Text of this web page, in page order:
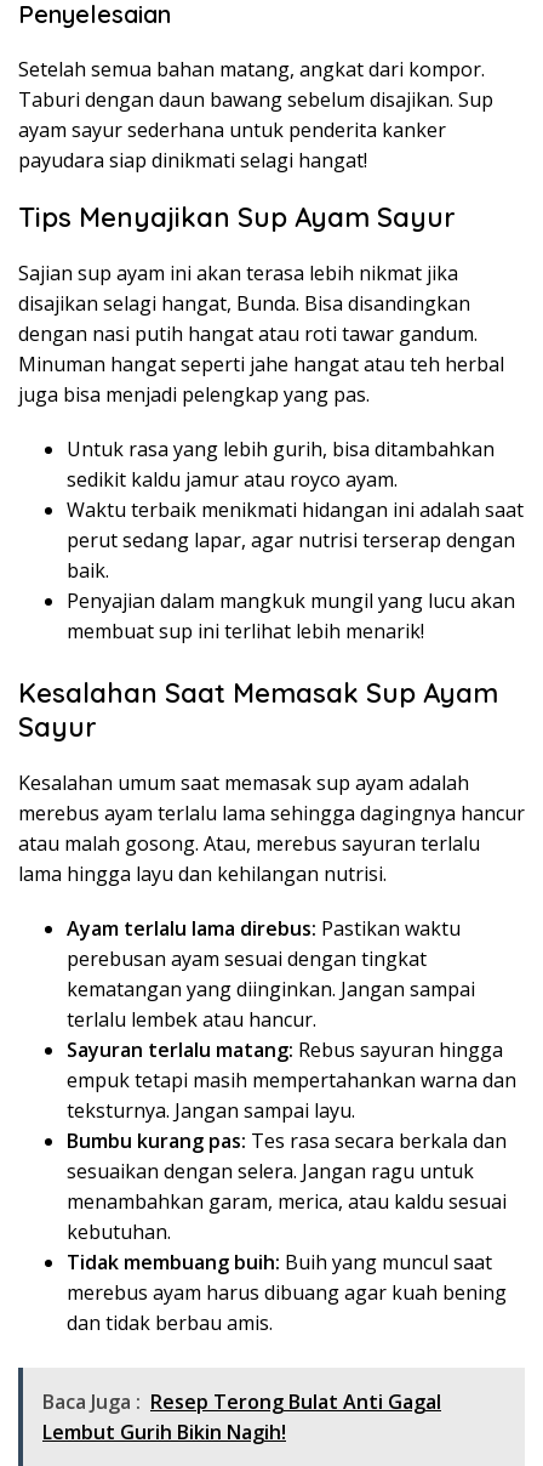
Penyelesaian
Setelah semua bahan matang, angkat dari kompor.
Taburi dengan daun bawang sebelum disajikan. Sup
ayam sayur sederhana untuk penderita kanker
payudara siap dinikmati selagi hangat!
Tips Menyajikan Sup Ayam Sayur
Sajian sup ayam ini akan terasa lebih nikmat jika
disajikan selagi hangat, Bunda. Bisa disandingkan
dengan nasi putih hangat atau roti tawar gandum.
Minuman hangat seperti jahe hangat atau teh herbal
juga bisa menjadi pelengkap yang pas.
Untuk rasa yang lebih gurih, bisa ditambahkan
sedikit kaldu jamur atau royco ayam.
Waktu terbaik menikmati hidangan ini adalah saat
perut sedang lapar, agar nutrisi terserap dengan
baik.
Penyajian dalam mangkuk mungil yang lucu akan
membuat sup ini terlihat lebih menarik!
Kesalahan Saat Memasak Sup Ayam
Sayur
Kesalahan umum saat memasak sup ayam adalah
merebus ayam terlalu lama sehingga dagingnya hancur
atau malah gosong. Atau, merebus sayuran terlalu
lama hingga layu dan kehilangan nutrisi.
Ayam terlalu lama direbus: Pastikan waktu
perebusan ayam sesuai dengan tingkat
kematangan yang diinginkan. Jangan sampai
terlalu lembek atau hancur.
Sayuran terlalu matang: Rebus sayuran hingga
empuk tetapi masih mempertahankan warna dan
teksturnya. Jangan sampai layu.
Bumbu kurang pas: Tes rasa secara berkala dan
sesuaikan dengan selera. Jangan ragu untuk
menambahkan garam, merica, atau kaldu sesuai
kebutuhan.
Tidak membuang buih: Buih yang muncul saat
merebus ayam harus dibuang agar kuah bening
dan tidak berbau amis.
Baca Juga : Resep Terong Bulat Anti Gagal
Lembut Gurih Bikin Nagih!